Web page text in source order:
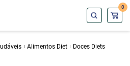
0
Alimentos Diet Doces Diets